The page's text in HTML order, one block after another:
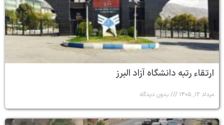
ارتقاء رتبه دانشگاه آزاد البرز
مرداد ۱۲, ۱۴۰۵ بدون دیدگاه